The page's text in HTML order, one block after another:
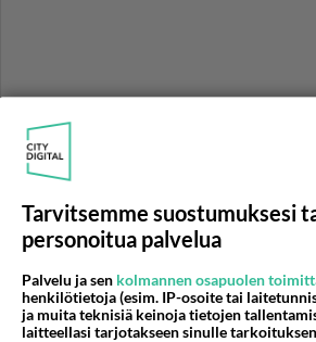
RESEPTIT
Tarvitsemme suostumuksesi
personoitua palvelua
Palvelu ja sen kolmannen osapuolen
henkilötietoja (esim. IP-osoite tai
ja muita teknisiä keinoja tietojen
laitteellasi tarjotakseen sinulle